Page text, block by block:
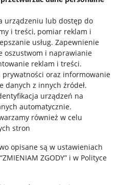
urządzeniu lub dostęp do
i treści, pomiar reklam i
usług. Zapewnienie
oszustwom i naprawianie
reklam i treści.
prywatności oraz informowanie
danych z innych źródeł.
urządzeń na
automatycznie.
również w celu
stron
opisane są w ustawieniach
ZGODY” i w Polityce
Cyfrowych